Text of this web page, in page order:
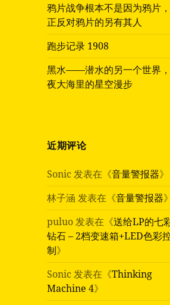
鸦片战争根本不是因为鸦片
正反对鸦片的另有其人
跑步记录 1908
黑水——潜水的另一个世界
夜大海里的星空漫步
近期评论
Sonic发表在《音量警报器》
林子涵 发表在《音量警报器》
puluo发表在《送给LP的七
钻石 – 2档变速箱+LED色彩
制》
Sonic发表在《Thinking
Machine 4》